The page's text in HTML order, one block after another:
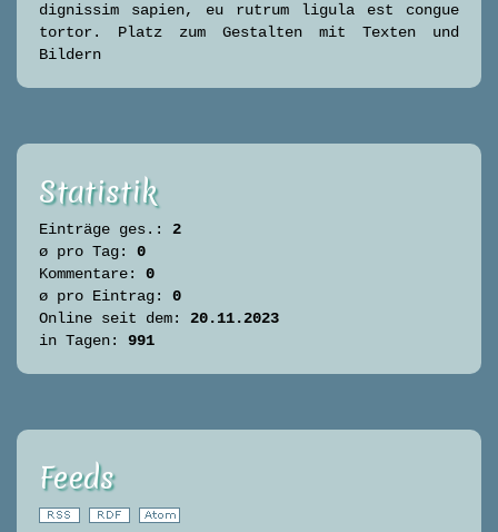
dignissim sapien, eu rutrum ligula est congue
tortor. Platz zum Gestalten mit Texten und
Bildern
Statistik
Einträge ges.: 2
ø pro Tag: 0
Kommentare: 0
ø pro Eintrag: 0
Online seit dem: 20.11.2023
in Tagen: 991
Feeds